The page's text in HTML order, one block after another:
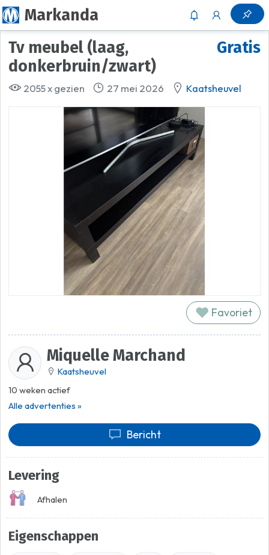
Markanda
Gratis
Tv meubel (laag,
donkerbruin/zwart)
2055 x gezien 27 mei 2026 Kaatsheuvel
Favoriet
Miquelle Marchand
Kaatsheuvel
10 weken actief
Alle advertenties »
Bericht
Levering
Afhalen
Eigenschappen